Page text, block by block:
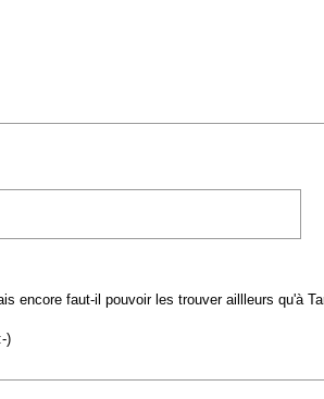
encore faut-il pouvoir les trouver aillleurs qu'à
)